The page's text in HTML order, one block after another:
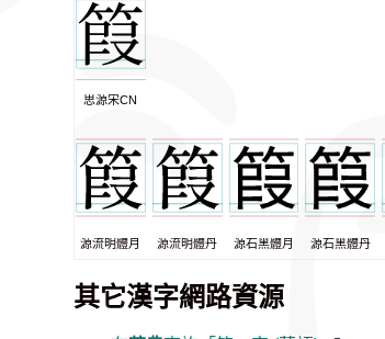
思源宋CN
源流明體月 源流明體丹 源石黑體月 源石黑體丹
其它漢字網路資源